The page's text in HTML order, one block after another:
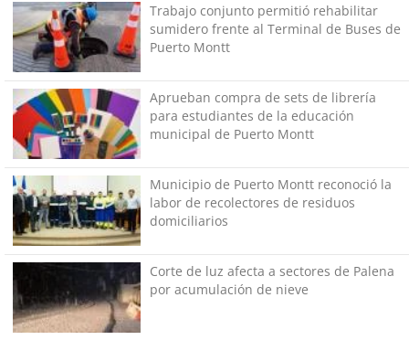
Trabajo conjunto permitió rehabilitar
sumidero frente al Terminal de Buses de
Puerto Montt
Aprueban compra de sets de librería
para estudiantes de la educación
municipal de Puerto Montt
Municipio de Puerto Montt reconoció la
labor de recolectores de residuos
domiciliarios
Corte de luz afecta a sectores de Palena
por acumulación de nieve